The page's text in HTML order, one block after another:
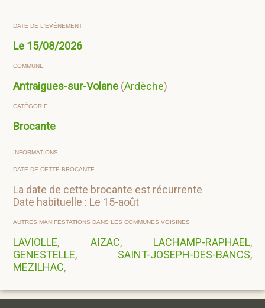
DATE DE L'ÉVÈNEMENT
Le 15/08/2026
COMMUNE
Antraigues-sur-Volane (Ardèche)
CATÉGORIE
Brocante
INFORMATIONS
DATE DE CETTE BROCANTE
La date de cette brocante est récurrente
Date habituelle : Le 15-août
AUTRES MANIFESTATIONS DANS LES COMMUNES VOISINES
LAVIOLLE, AIZAC, LACHAMP-RAPHAEL,
GENESTELLE, SAINT-JOSEPH-DES-BANCS,
MEZILHAC,